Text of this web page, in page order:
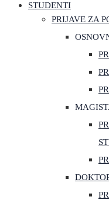
STUDENTI
PRIJAVE ZA